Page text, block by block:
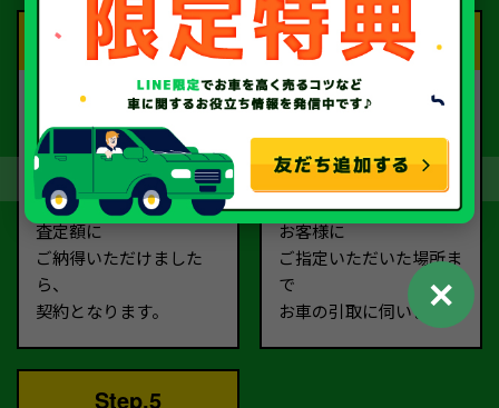
Step.3
契約
査定額に
ご納得いただけました
ら、
契約となります。
Step.4
お引取り
お客様に
ご指定いただいた場所ま
で
お車の引取に伺います。
Step.5
✕